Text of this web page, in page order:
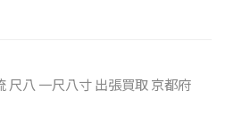
と言えます。中古市場でも人気
尺八 一尺八寸 出張買取 京都府